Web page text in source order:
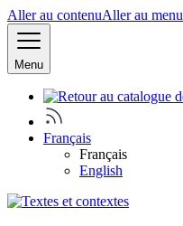
Aller au contenuAller au menu
Menu
Français
Français
English